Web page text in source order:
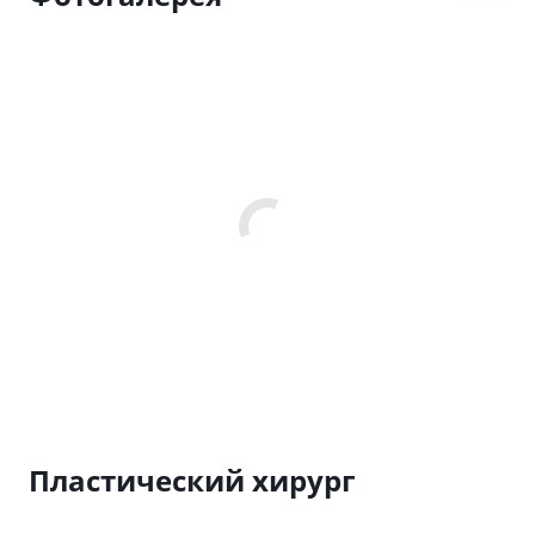
Пластический хирург